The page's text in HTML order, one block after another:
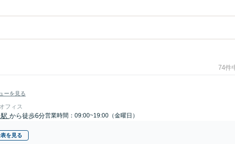
74件
ーを見る
フィス
から徒歩6分営業時間：09:00~19:00（金曜日）
を見る